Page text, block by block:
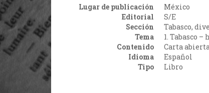
Lugar de publicación
México
Editorial
S/E
Sección
Tabasco,
Tema
1. Tabasco
Contenido
Carta
Idioma
Español
Tipo
Libro